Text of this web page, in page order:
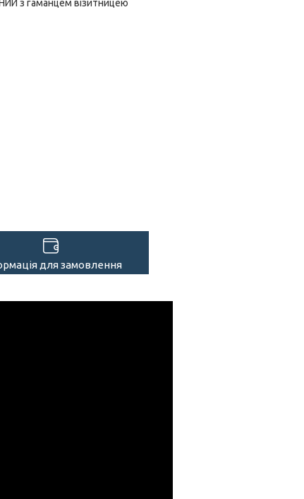
з гаманцем візитницею
для замовлення